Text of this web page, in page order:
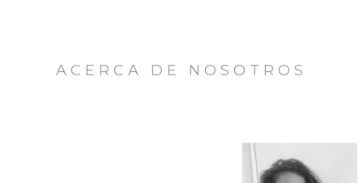
ACERCA DE NOSOTROS